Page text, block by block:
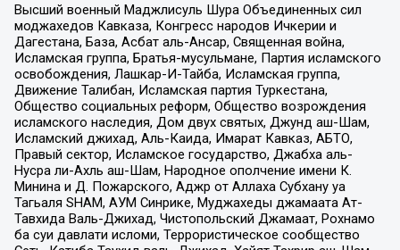
Высший военный Маджлисуль Шура Объединенных сил
моджахедов Кавказа, Конгресс народов Ичкерии и
Дагестана, База, Асбат аль-Ансар, Священная война,
Исламская группа, Братья-мусульмане, Партия исламского
освобождения, Лашкар-И-Тайба, Исламская группа,
Движение Талибан, Исламская партия Туркестана,
Общество социальных реформ, Общество возрождения
исламского наследия, Дом двух святых, Джунд аш-Шам,
Исламский джихад, Аль-Каида, Имарат Кавказ, АБТО,
Правый сектор, Исламское государство, Джабха аль-
Нусра ли-Ахль аш-Шам, Народное ополчение имени К.
Минина и Д. Пожарского, Аджр от Аллаха Субхану уа
Тагьаля SHAM, АУМ Синрике, Муджахеды джамаата Ат-
Тавхида Валь-Джихад, Чистопольский Джамаат, Рохнамо
ба суи давлати исломи, Террористическое сообщество